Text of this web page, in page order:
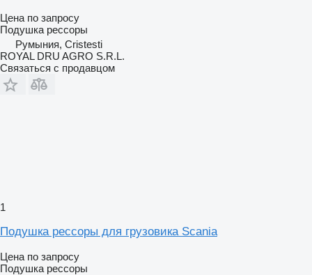
Цена по запросу
Подушка рессоры
Румыния, Cristesti
ROYAL DRU AGRO S.R.L.
Связаться с продавцом
1
Подушка рессоры для грузовика Scania
Цена по запросу
Подушка рессоры